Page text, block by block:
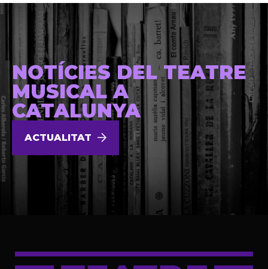
NOTÍCIES DEL TEATRE
MUSICAL A
CATALUNYA
ACTUALITAT